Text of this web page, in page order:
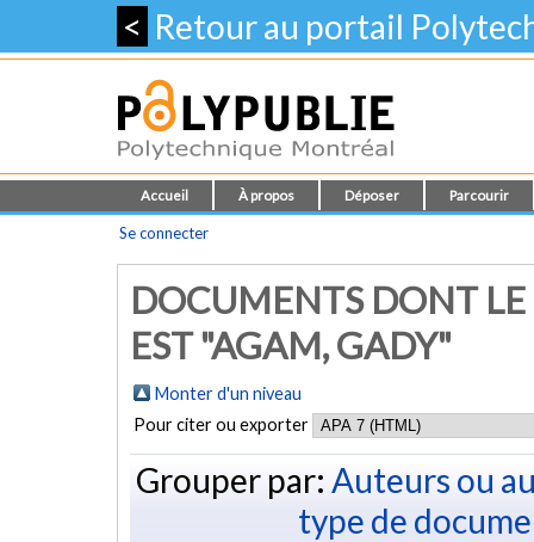
< Retour au portail
Accueil À propos Déposer Parcourir
Se connecter
DOCUMENTS DONT
EST "AGAM, GADY"
Monter d'un niveau
Pour citer ou exporter
Grouper par: Auteurs ou
type de